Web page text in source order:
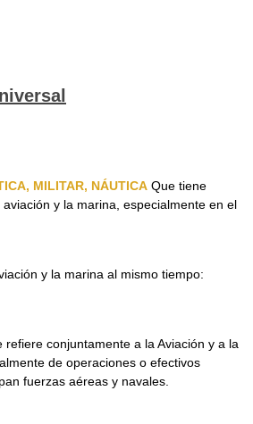
MILITAR, NÁUTICA Que tiene
y la marina, especialmente en el
y la marina al mismo tiempo:
refiere conjuntamente a la Aviación y a la
de operaciones o efectivos
fuerzas aéreas y navales.